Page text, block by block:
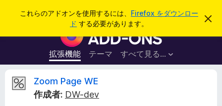
これらのアドオンを使用するには、 Firefox をダウンロー
ド する必要があります。
こ
を
F
i
r
e
拡張機能 テーマ すべて見る...
ログイン
Z
Zoom Page WE
作成者: DW-dev